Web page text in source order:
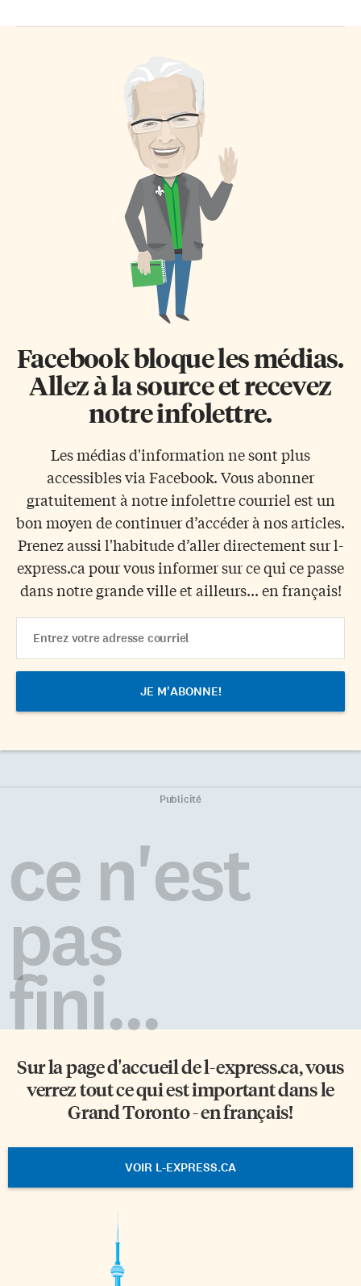
Facebook bloque les médias.
Allez à la source et recevez
notre infolettre.
Les médias d'information ne sont plus
accessibles via Facebook. Vous abonner
gratuitement à notre infolettre courriel est un
bon moyen de continuer d’accéder à nos articles.
Prenez aussi l'habitude d’aller directement sur l-
express.ca pour vous informer sur ce qui ce passe
dans notre grande ville et ailleurs... en français!
Address
Publicité
ce n'est
pas
fini...
Sur la page d'accueil del-express.ca, vous
verrez tout ce qui est important dans le
Grand Toronto - en français!
VOIR L-EXPRESS.CA